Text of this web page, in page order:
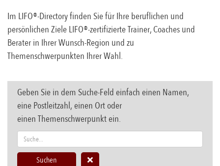
Im LIFO®-Directory finden Sie für Ihre beruflichen und
persönlichen Ziele LIFO®-zertifizierte Trainer, Coaches und
Berater in Ihrer Wunsch-Region und zu
Themenschwerpunkten Ihrer Wahl.
Geben Sie in dem Suche-Feld einfach einen Namen,
eine Postleitzahl, einen Ort oder
einen Themenschwerpunkt ein.
Suchen